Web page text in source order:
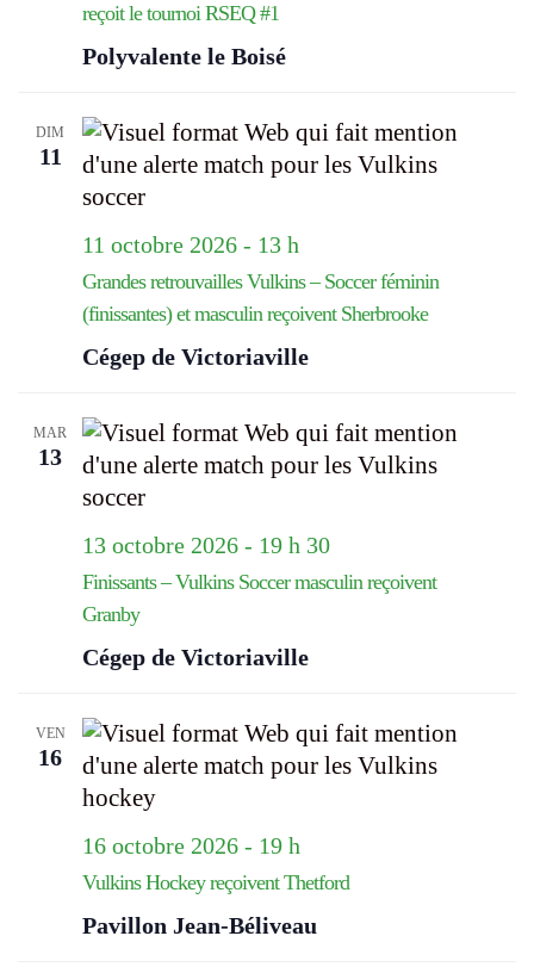
reçoit le tournoi RSEQ #1
Polyvalente le Boisé
DIM
11
11 octobre 2026 - 13 h
Grandes retrouvailles Vulkins – Soccer féminin
(finissantes) et masculin reçoivent Sherbrooke
Cégep de Victoriaville
MAR
13
13 octobre 2026 - 19 h 30
Finissants – Vulkins Soccer masculin reçoivent
Granby
Cégep de Victoriaville
VEN
16
16 octobre 2026 - 19 h
Vulkins Hockey reçoivent Thetford
Pavillon Jean-Béliveau